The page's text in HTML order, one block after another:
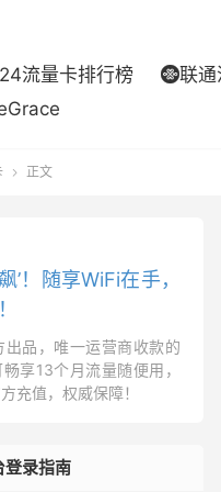
流量卡排行榜 联通
 正文
’！随享WiFi在手，
品，唯一运营商收款的
享13个月流量随便用，
充值，权威保障！
登录指南